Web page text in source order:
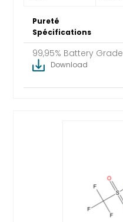
Pureté
Spécifications
99,95% Battery Grade
Download